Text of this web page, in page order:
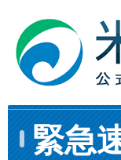
緊急